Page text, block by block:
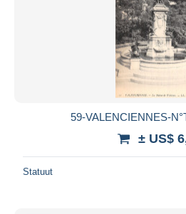
59-VALENCIENNES-
± US$
Statuut